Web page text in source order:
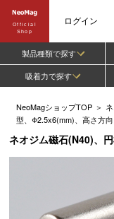
Official
Shop
ログイン
製品種類で探す
吸着力で探す
NeoMagショップTOP ＞
型、Φ2.5x6(mm)、高さ方向
ネオジム磁石(N40)、